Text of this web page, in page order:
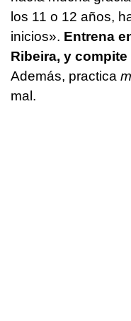
los 11 o 12 años,
inicios». Entrena
Ribeira, y
Además, practica
mal.